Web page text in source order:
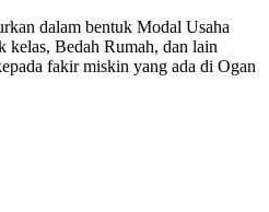
dalam bentuk Modal Usaha
Bedah Rumah, dan lain
fakir miskin yang ada di Ogan